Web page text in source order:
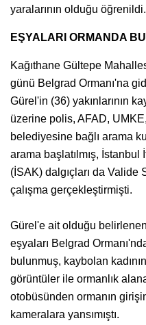
yaralarının olduğu öğrenildi.
EŞYALARI ORMANDA
Kağıthane Gültepe
günü Belgrad Ormanı'na
Gürel'in (36) yakınlarının
üzerine polis, AFAD,
belediyesine bağlı arama
arama başlatılmış, İstanbul
(İSAK) dalgıçları da Valide
çalışma gerçekleştirmişti.
Gürel'e ait olduğu
eşyaları Belgrad
bulunmuş, kaybolan
görüntüler ile ormanlık
otobüsünden ormanın
kameralara yansımıştı.